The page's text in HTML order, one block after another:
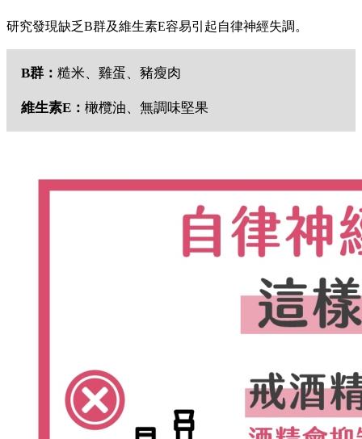
研究發現缺乏B群及維生素E容易引起自律神經失調。
B群： 糙米、雞蛋、豬瘦肉
維生素E： 橄欖油、無調味堅果